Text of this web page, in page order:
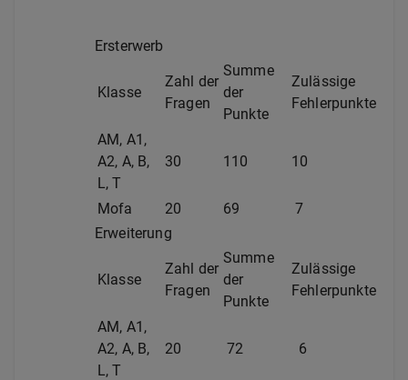
Ersterwerb
Klasse
Zahl der
Fragen
Summe
der
Punkte
Zulässige
Fehlerpunkte
AM, A1,
A2, A, B,
L, T
30 110 10
Mofa 20 69
7
Erweiterung
Klasse
Zahl der
Fragen
Summe
der
Punkte
Zulässige
Fehlerpunkte
AM, A1,
A2, A, B,
L, T
20 72 6